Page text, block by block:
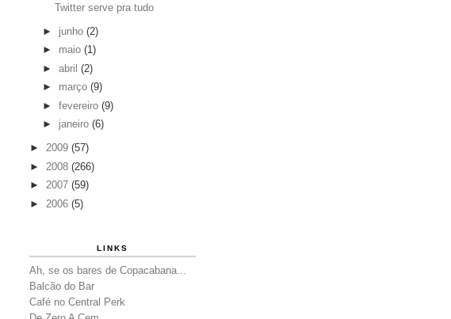
Twitter serve pra tudo
► junho (2)
► maio (1)
► abril (2)
► março (9)
► fevereiro (9)
► janeiro (6)
► 2009 (57)
► 2008 (266)
► 2007 (59)
► 2006 (5)
LINKS
Ah, se os bares de Copacabana...
Balcão do Bar
Café no Central Perk